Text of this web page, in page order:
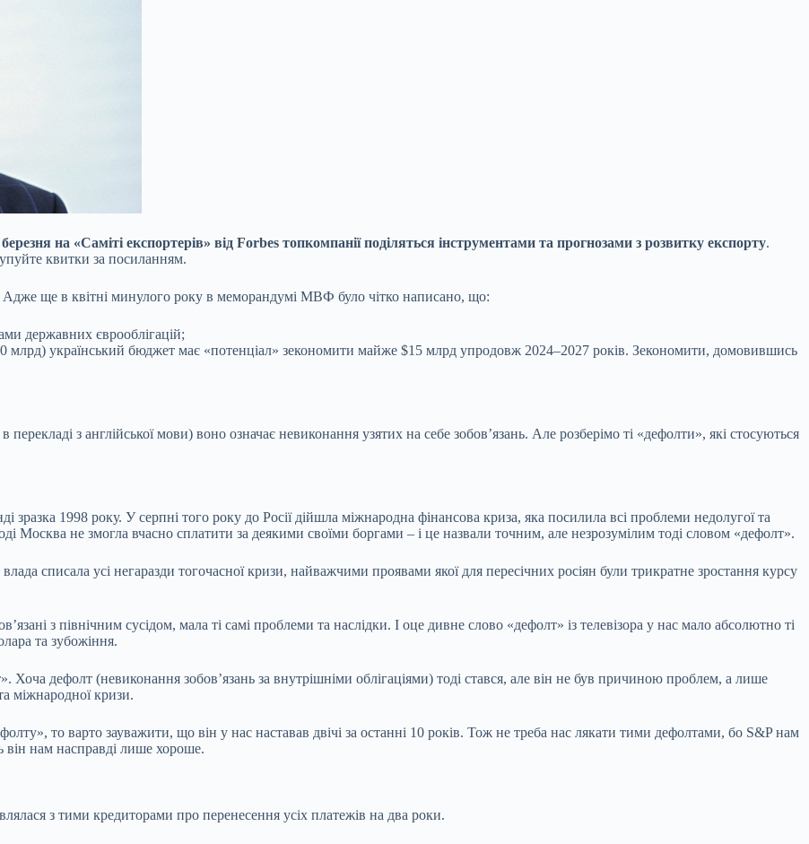
на «Саміті експортерів» від Forbes топкомпанії поділяться інструментами та прогнозами з розвитку експорту.
квитки за посиланням.
Адже ще в квітні минулого року в меморандумі МВФ було чітко написано, що:
державних єврооблігацій;
український бюджет має «потенціал» зекономити майже $15 млрд упродовж 2024–2027 років. Зекономити, домовившись
з англійської мови) воно означає невиконання узятих на себе зобов’язань. Але розберімо ті «дефолти», які стосуються
зразка 1998 року. У серпні того року до Росії дійшла міжнародна фінансова криза, яка посилила всі проблеми недолугої та
Москва не змогла вчасно сплатити за деякими своїми боргами – і це назвали точним, але незрозумілим тоді словом «дефолт».
списала усі негаразди тогочасної кризи, найважчими проявами якої для пересічних росіян були трикратне зростання курсу
з північним сусідом, мала ті самі проблеми та наслідки. І оце дивне слово «дефолт» із телевізора у нас мало абсолютно ті
та зубожіння.
Хоча дефолт (невиконання зобов’язань за внутрішніми облігаціями) тоді стався, але він не був причиною проблем, а лише
міжнародної кризи.
то варто зауважити, що він у нас наставав двічі за останні 10 років. Тож не треба нас лякати тими дефолтами, бо S&P нам
він нам насправді лише хороше.
з тими кредиторами про перенесення усіх платежів на два роки.